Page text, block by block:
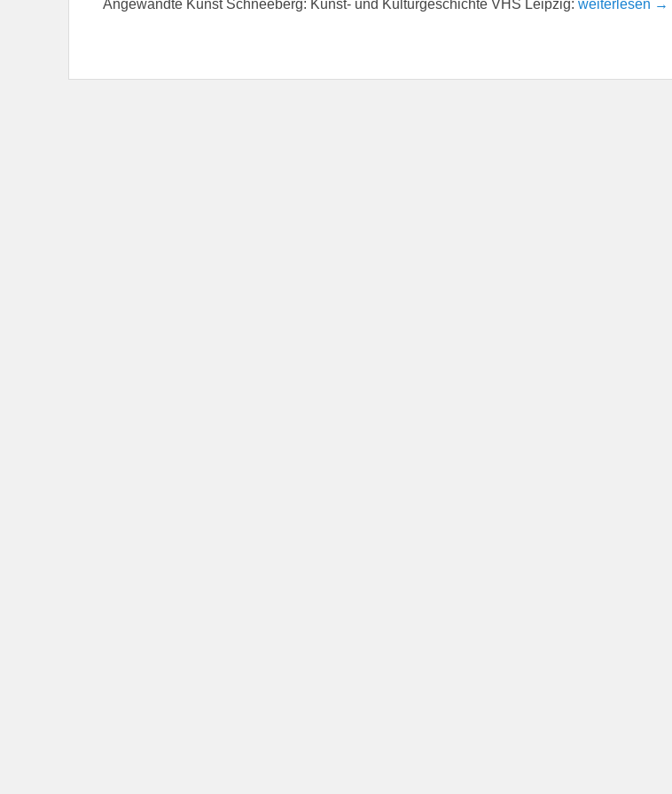
Angewandte Kunst Schneeberg: Kunst- und Kulturgeschichte VHS Leipzig: weiterlesen →